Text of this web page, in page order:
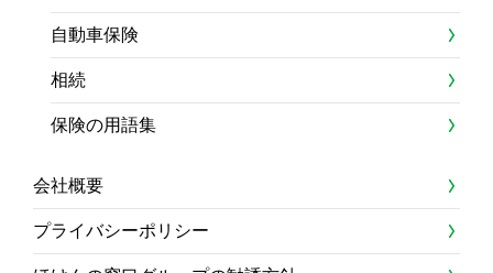
自動車保険
相続
保険の用語集
会社概要
プライバシーポリシー